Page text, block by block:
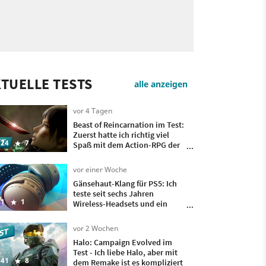
TESTS alle anzeigen
7
vor 4 Tagen
Beast of Reincarnation im Test:
Zuerst hatte ich richtig viel
Spaß mit dem Action-RPG der
irgendwann wollte ich nur
noch, dass es vorbei ist
1
vor einer Woche
Gänsehaut-Klang für PS5: Ich
teste seit sechs Jahren
Wireless-Headsets und ein
auf meinem Kopf
8
vor 2 Wochen
Halo: Campaign Evolved im
Test - Ich liebe Halo, aber mit
dem Remake ist es kompliziert